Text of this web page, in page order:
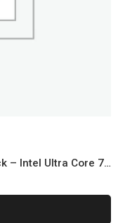
Mini PC Schneider ProSeries NUC Deck – Intel Ultra Core 7-155H Win11 Pro